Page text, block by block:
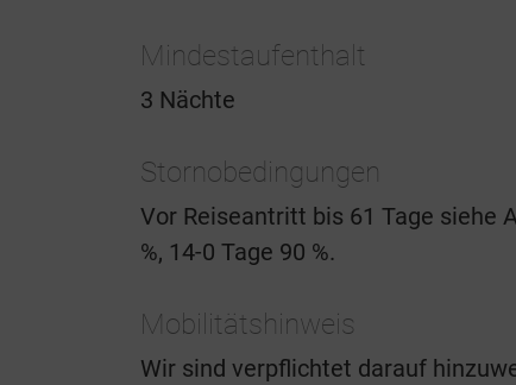
Mindestaufenthalt
3 Nächte
Stornobedingungen
Vor Reiseantritt bis 61 Tage siehe
%, 14-0 Tage 90 %.
Mobilitätshinweis
Wir sind verpflichtet darauf